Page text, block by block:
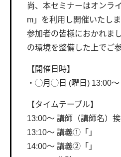
尚、本セミナーはオンラ
m」を利用し開催いたしま
参加者の皆様におかれま
の環境を整備した上でご
【開催日時】
・◯月◯日 (曜日) 13:00〜
【タイムテーブル】
13:00〜 講師（講師名）
13:10〜 講義①「」
14:00〜 講義②「」